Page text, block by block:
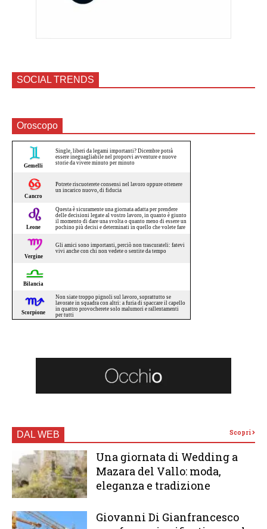
SOCIAL TRENDS
Oroscopo
DAL WEB Scopri
Una giornata di Wedding a
Mazara del Vallo: moda,
eleganza e tradizione
Giovanni Di Gianfrancesco